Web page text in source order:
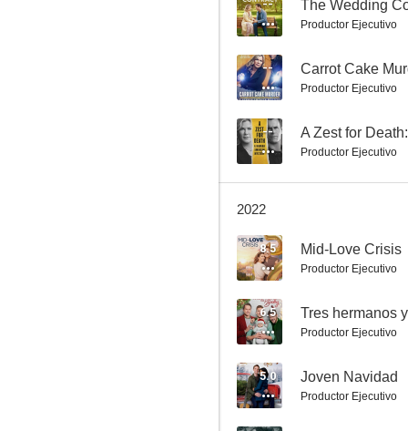
Un misterio para Aurora Teagarden: Un diseño mortal
8.5
Mid-Love Crisis
-- The Wedding
Productor Ejecutivo
--
Productor Ejecutivo
-- A Zest for
Productor Ejecutivo
2022
8.5 Mid-Love Crisis
Productor Ejecutivo
6.5 Tres hermanos
Productor Ejecutivo
5.0 Joven Navidad
Productor Ejecutivo